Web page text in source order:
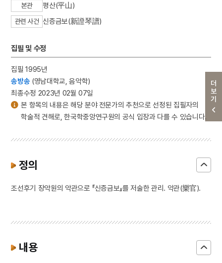
더보기
본관 평산(平山)
관련 사건 신증금보(新證琴譜)
집필 및 수정
집필 1995년
송방송 (영남대학교, 음악학)
최종수정 2023년 02월 07일
본 항목의 내용은 해당 분야 전문가의 추천으로 선정된 집필자의
학술적 견해로, 한국학중앙연구원의 공식 입장과 다를 수 있습니다.
정의
조선후기 장악원의 악관으로 『신증금보』를 저술한 관리. 악관(樂官).
내용